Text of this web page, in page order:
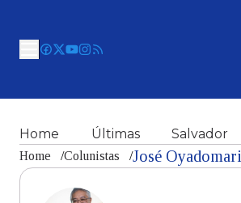
Home Últimas Salvador
Home /Colunistas /José Oyadomari